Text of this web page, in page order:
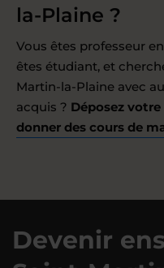
la-Plaine ?
Vous êtes professeur
êtes étudiant, et
Martin-la-Plaine avec
acquis ? Déposez
donner des cours de
Devenir